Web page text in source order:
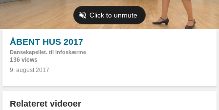
ÅBENT HUS 2017
Dansekapellet. til infoskærme
136 views
9. august 2017
Relateret videoer